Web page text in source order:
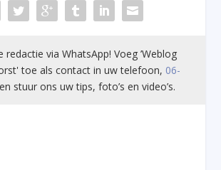
redactie via WhatsApp! Voeg ’Weblog
toe als contact in uw telefoon, 06-
stuur ons uw tips, foto’s en video’s.